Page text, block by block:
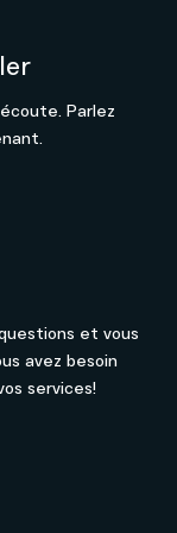
Parlez
et vous
avez besoin
services!